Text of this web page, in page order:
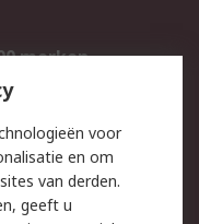
merken
voor
en om
van derden.
geeft u